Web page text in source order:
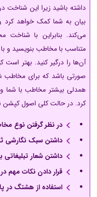
داشته باشید زیرا این شناخت
بیان به شما کمک خواهد کرد
می‌کند. بنابراین با
متناسب با مخاطب بنویسید و
آن‌ها را درگیر کنید. بهتر
صورتی باشد که برای مخاطب
همدلی بیشتر مخاطب با شما
کرد. در حالت کلی اصول کپشن
در نظر گرفتن نوع
داشتن سبک نگارشی
داشتن شعار تبلیغاتی
قرار دادن نکات مهم
استفاده از هشتگ در